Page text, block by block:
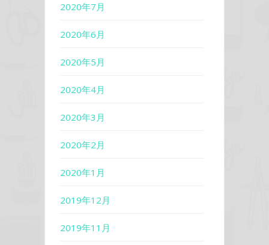
2020年7月
2020年6月
2020年5月
2020年4月
2020年3月
2020年2月
2020年1月
2019年12月
2019年11月